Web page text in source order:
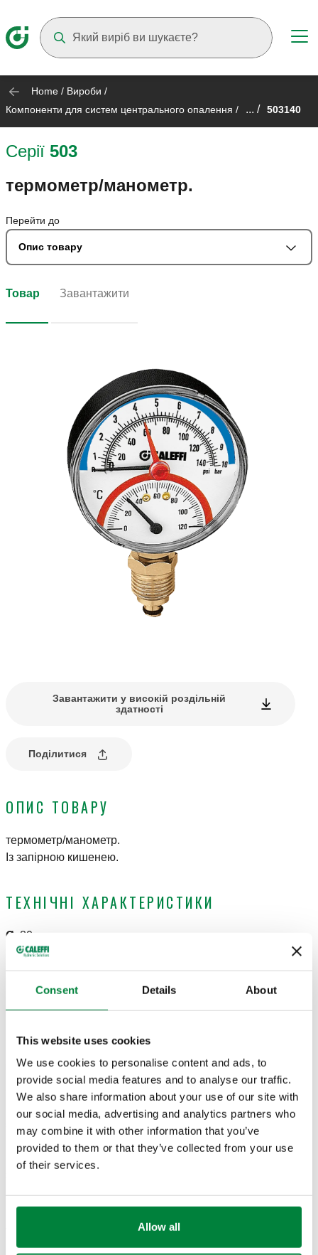
Consent Details About
This website uses cookies
We use cookies to personalise content and ads, to
provide social media features and to analyse our traffic.
We also share information about your use of our site with
our social media, advertising and analytics partners who
may combine it with other information that you’ve
provided to them or that they’ve collected from your use
of their services.
Allow all
Home / Вироби /
Компоненти для систем центрального опалення / ... / 503140
Серії 503
термометр/манометр.
Перейти до
Опис товару
Товар Завантажити
Завантажити у високій роздільній
здатності
Поділитися
ОПИС ТОВАРУ
термометр/манометр.
Із запірною кишенею.
ТЕХНІЧНІ ХАРАКТЕРИСТИКИ
Ø 80 mm
Клас точності
Шкала термометра:0–120 °C
Код з’єднання Шкала манометра
G 1/2" A (ISO 228-1) H.З.
радіальне з’єднання
0–4 bar